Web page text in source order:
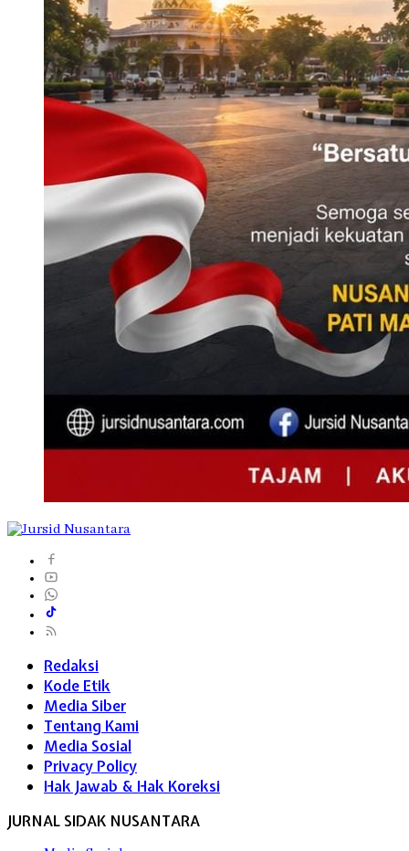
Redaksi
Kode Etik
Media Siber
Tentang Kami
Media Sosial
Privacy Policy
Hak Jawab & Hak Koreksi
JURNAL SIDAK NUSANTARA